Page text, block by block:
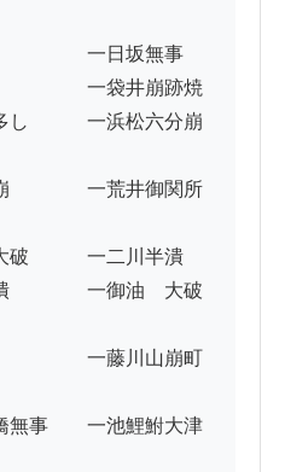
　　　　一日坂無事
　　　　一袋井崩跡焼
し　　　一浜松六分崩
　　　　一荒井御関所
破　　　一二川半潰
　　　　一御油　大破
　　　　一藤川山崩町
無事　　一池鯉鮒大津